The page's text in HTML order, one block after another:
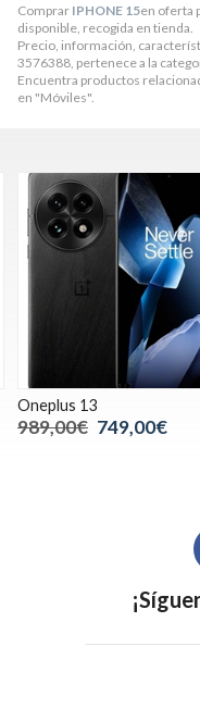
Comprar IPHONE 15en oferta
disponible, recogida en tienda.
Precio, información,
3576388, pertenece a la
Encuentra productos
en "Móviles".
Oneplus 13
989,00€ 749,00€